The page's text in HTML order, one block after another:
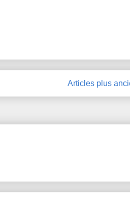
Articles plus